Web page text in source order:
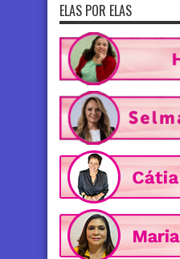
ELAS POR ELAS